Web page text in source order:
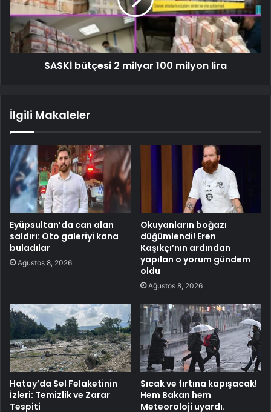
SASKİ bütçesi 2 milyar 100 milyon lira
İlgili Makaleler
Eyüpsultan’da can alan
saldırı: Oto galeriyi kana
buladılar
Ağustos 8, 2026
Okuyanların boğazı
düğümlendi! Eren
Kaşıkçı’nın ardından
yapılan o yorum gündem
oldu
Ağustos 8, 2026
Hatay’da Sel Felaketinin
İzleri: Temizlik ve Zarar
Tespiti
Sıcak ve fırtına kapışacak!
Hem Bakan hem
Meteoroloji uyardı.